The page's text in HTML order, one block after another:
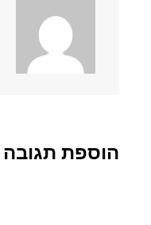
הוספת תגובה